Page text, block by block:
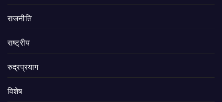
राजनीति
राष्ट्रीय
रुद्रप्रयाग
विशेष